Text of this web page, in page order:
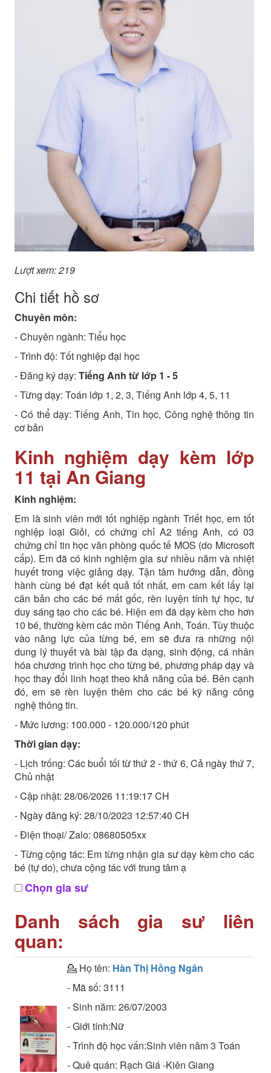
Lượt xem: 219
Chi tiết hồ sơ
Chuyên môn:
- Chuyên ngành: Tiểu học
- Trình độ: Tốt nghiệp đại học
- Đăng ký dạy: Tiếng Anh từ lớp 1 - 5
- Từng dạy: Toán lớp 1, 2, 3, Tiếng Anh lớp 4, 5, 11
- Có thể dạy: Tiếng Anh, Tin học, Công nghệ thông tin
cơ bản
Kinh nghiệm dạy kèm lớp
11 tại An Giang
Kinh nghiệm:
Em là sinh viên mới tốt nghiệp ngành Triết học, em tốt
nghiệp loại Giỏi, có chứng chỉ A2 tiếng Anh, có 03
chứng chỉ tin học văn phòng quốc tế MOS (do Microsoft
cấp). Em đã có kinh nghiệm gia sư nhiều năm và nhiệt
huyết trong việc giảng dạy. Tận tâm hướng dẫn, đồng
hành cùng bé đạt kết quả tốt nhất, em cam kết lấy lại
căn bản cho các bé mất gốc, rèn luyện tính tự học, tư
duy sáng tạo cho các bé. Hiện em đã dạy kèm cho hơn
10 bé, thường kèm các môn Tiếng Anh, Toán. Tùy thuộc
vào năng lực của từng bé, em sẽ đưa ra những nội
dung lý thuyết và bài tập đa dạng, sinh động, cá nhân
hóa chương trình học cho từng bé, phương pháp dạy và
học thay đổi linh hoạt theo khả năng của bé. Bên cạnh
đó, em sẽ rèn luyện thêm cho các bé kỹ năng công
nghệ thông tin.
- Mức lương: 100.000 - 120.000/120 phút
Thời gian dạy:
- Lịch trống: Các buổi tối từ thứ 2 - thứ 6, Cả ngày thứ 7,
Chủ nhật
- Cập nhật: 28/06/2026 11:19:17 CH
- Ngày đăng ký: 28/10/2023 12:57:40 CH
- Điện thoại/ Zalo: 08680505xx
- Từng cộng tác: Em từng nhận gia sư dạy kèm cho các
bé (tự do), chưa cộng tác với trung tâm ạ
Chọn gia sư
Danh sách gia sư liên
quan:
💁 Họ tên: Hàn Thị Hồng Ngân
- Mã số: 3111
- Sinh năm: 26/07/2003
- Giới tính:Nữ
- Trình độ học vấn:Sinh viên năm 3 Toán
- Quê quán: Rạch Giá -Kiên Giang